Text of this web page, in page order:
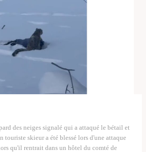
des neiges signalé qui a attaqué le bétail et
touriste skieur a été blessé lors d'une attaque
qu'il rentrait dans un hôtel du comté de